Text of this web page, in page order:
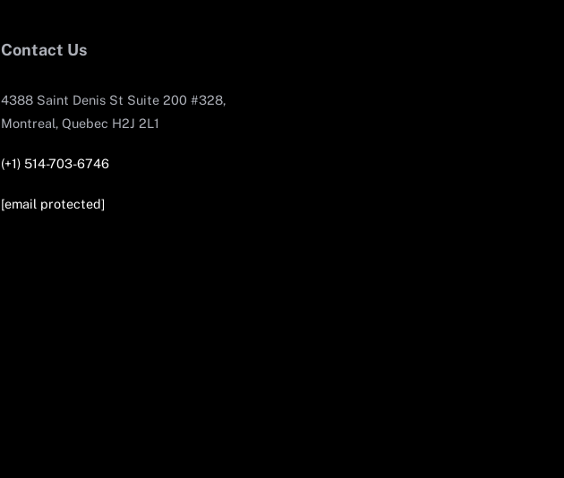
Contact Us
4388 Saint Denis St Suite 200 #328,
Montreal, Quebec H2J 2L1
(+1) 514-703-6746
[email protected]